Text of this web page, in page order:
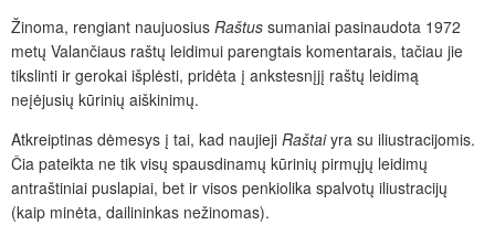
Žinoma, rengiant naujuosius Raštus sumaniai pasinaudota 1972
metų Valančiaus raštų leidimui parengtais komentarais, tačiau jie
tikslinti ir gerokai išplėsti, pridėta į ankstesnįjį raštų leidimą
neįėjusių kūrinių aiškinimų.
Atkreiptinas dėmesys į tai, kad naujieji Raštaiyra su iliustracijomis.
Čia pateikta ne tik visų spausdinamų kūrinių pirmųjų leidimų
antraštiniai puslapiai, bet ir visos penkiolika spalvotų iliustracijų
(kaip minėta, dailininkas nežinomas).